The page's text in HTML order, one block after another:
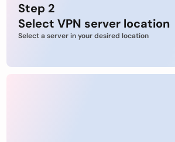
Step 2
Select VPN server location
Select a server in your desired location